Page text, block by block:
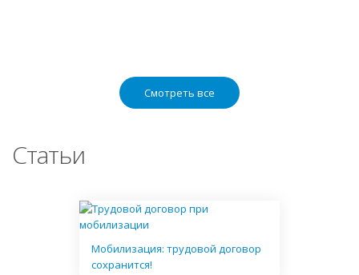
Смотреть все
Статьи
Мобилизация: трудовой договор
сохранится!